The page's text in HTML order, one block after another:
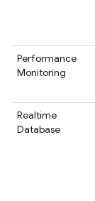
Performance
Monitoring
Realtime
Database